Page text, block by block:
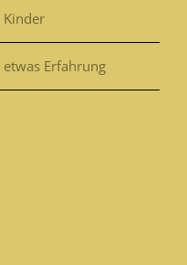
Kinder
Erfahrung